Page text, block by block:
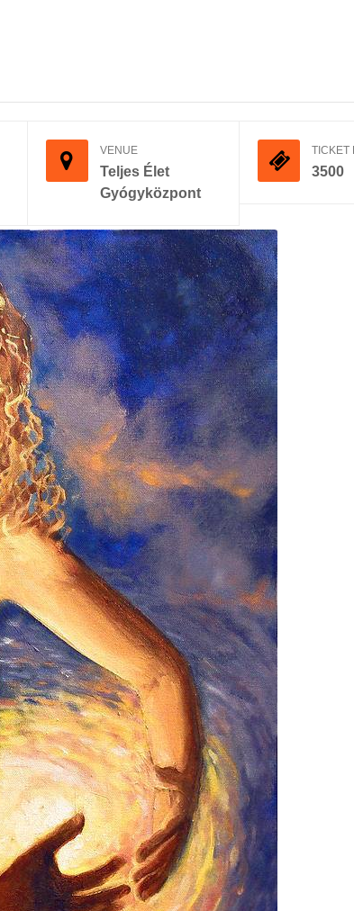
VENUE
Teljes Élet
Gyógyközpont
TICKET
3500